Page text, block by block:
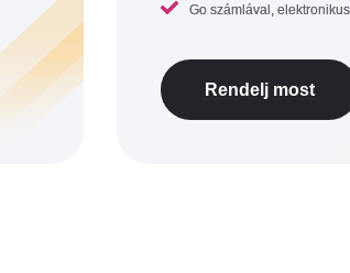
Go számlával,
Rendelj most